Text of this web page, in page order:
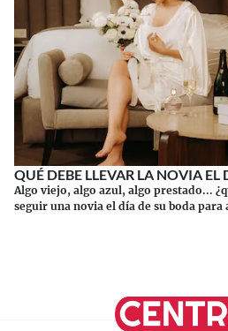
QUÉ DEBE LLEVAR LA NOVIA EL
Algo viejo, algo azul, algo prestado...
seguir una novia el día de su boda para